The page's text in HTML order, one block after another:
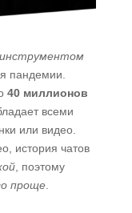
инструментом
пандемии.
40 миллионов
всеми
или видео.
история чатов
, поэтому
проще.